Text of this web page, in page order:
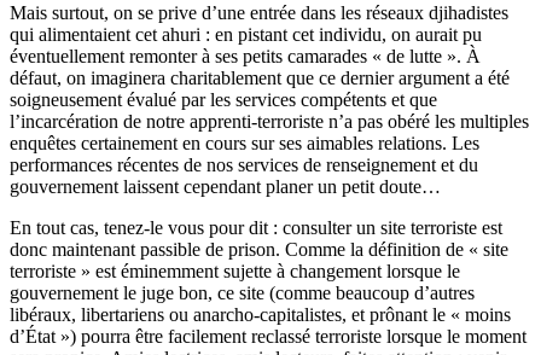
Mais surtout, on se prive d’une entrée dans les réseaux djihadistes
qui alimentaient cet ahuri : en pistant cet individu, on aurait pu
éventuellement remonter à ses petits camarades « de lutte ». À
défaut, on imaginera charitablement que ce dernier argument a été
soigneusement évalué par les services compétents et que
l’incarcération de notre apprenti-terroriste n’a pas obéré les multiples
enquêtes certainement en cours sur ses aimables relations. Les
performances récentes de nos services de renseignement et du
gouvernement laissent cependant planer un petit doute…
En tout cas, tenez-le vous pour dit : consulter un site terroriste est
donc maintenant passible de prison. Comme la définition de « site
terroriste » est éminemment sujette à changement lorsque le
gouvernement le juge bon, ce site (comme beaucoup d’autres
libéraux, libertariens ou anarcho-capitalistes, et prônant le « moins
d’État ») pourra être facilement reclassé terroriste lorsque le moment